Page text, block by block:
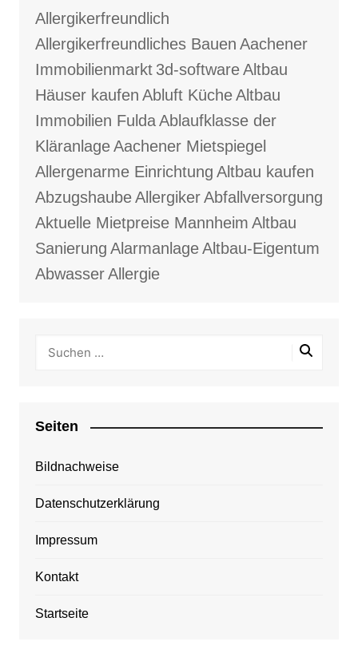
Allergikerfreundlich
Allergikerfreundliches Bauen Aachener
Immobilienmarkt 3d-softwareAltbau
Häuser kaufen Abluft KücheAltbau
Immobilien FuldaAblaufklasse der
KläranlageAachener Mietspiegel
Allergenarme Einrichtung Altbau kaufen
AbzugshaubeAllergikerAbfallversorgung
Aktuelle Mietpreise Mannheim Altbau
Sanierung AlarmanlageAltbau-Eigentum
AbwasserAllergie
Seiten
Bildnachweise
Datenschutzerklärung
Impressum
Kontakt
Startseite